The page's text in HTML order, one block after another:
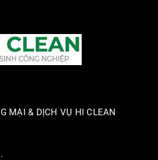
MẠI & DỊCH VỤ HI CLEAN